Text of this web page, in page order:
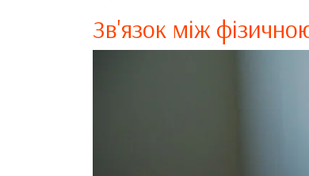
Зв'язок між